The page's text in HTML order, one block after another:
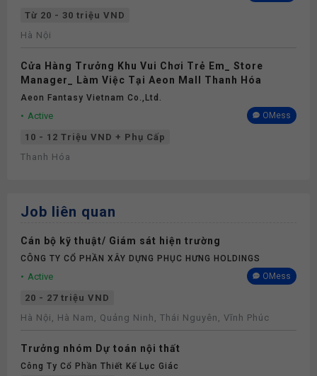
Từ 20 - 30 triệu VND
Hà Nội
Cửa Hàng Trưởng Khu Vui Chơi Trẻ Em_ Store
Manager_ Làm Việc Tại Aeon Mall Thanh Hóa
Aeon Fantasy Vietnam Co.,ltd.
Active OMess
10 - 12 Triệu VND + Phụ Cấp
Thanh Hóa
Job liên quan
Cán bộ kỹ thuật/ Giám sát hiện trường
CÔNG TY CỔ PHẦN XÂY DỰNG PHỤC HƯNG HOLDINGS
Active OMess
20 - 27 triệu VND
Hà Nội, Hà Nam, Quảng Ninh, Thái Nguyên, Vĩnh Phúc
Trưởng nhóm Dự toán nội thất
Công Ty Cổ Phần Thiết Kế Lục Giác